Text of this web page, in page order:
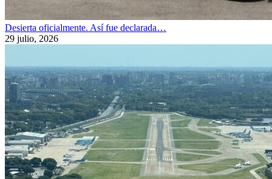
Desierta oficialmente. Así fue declarada…
29 julio, 2026